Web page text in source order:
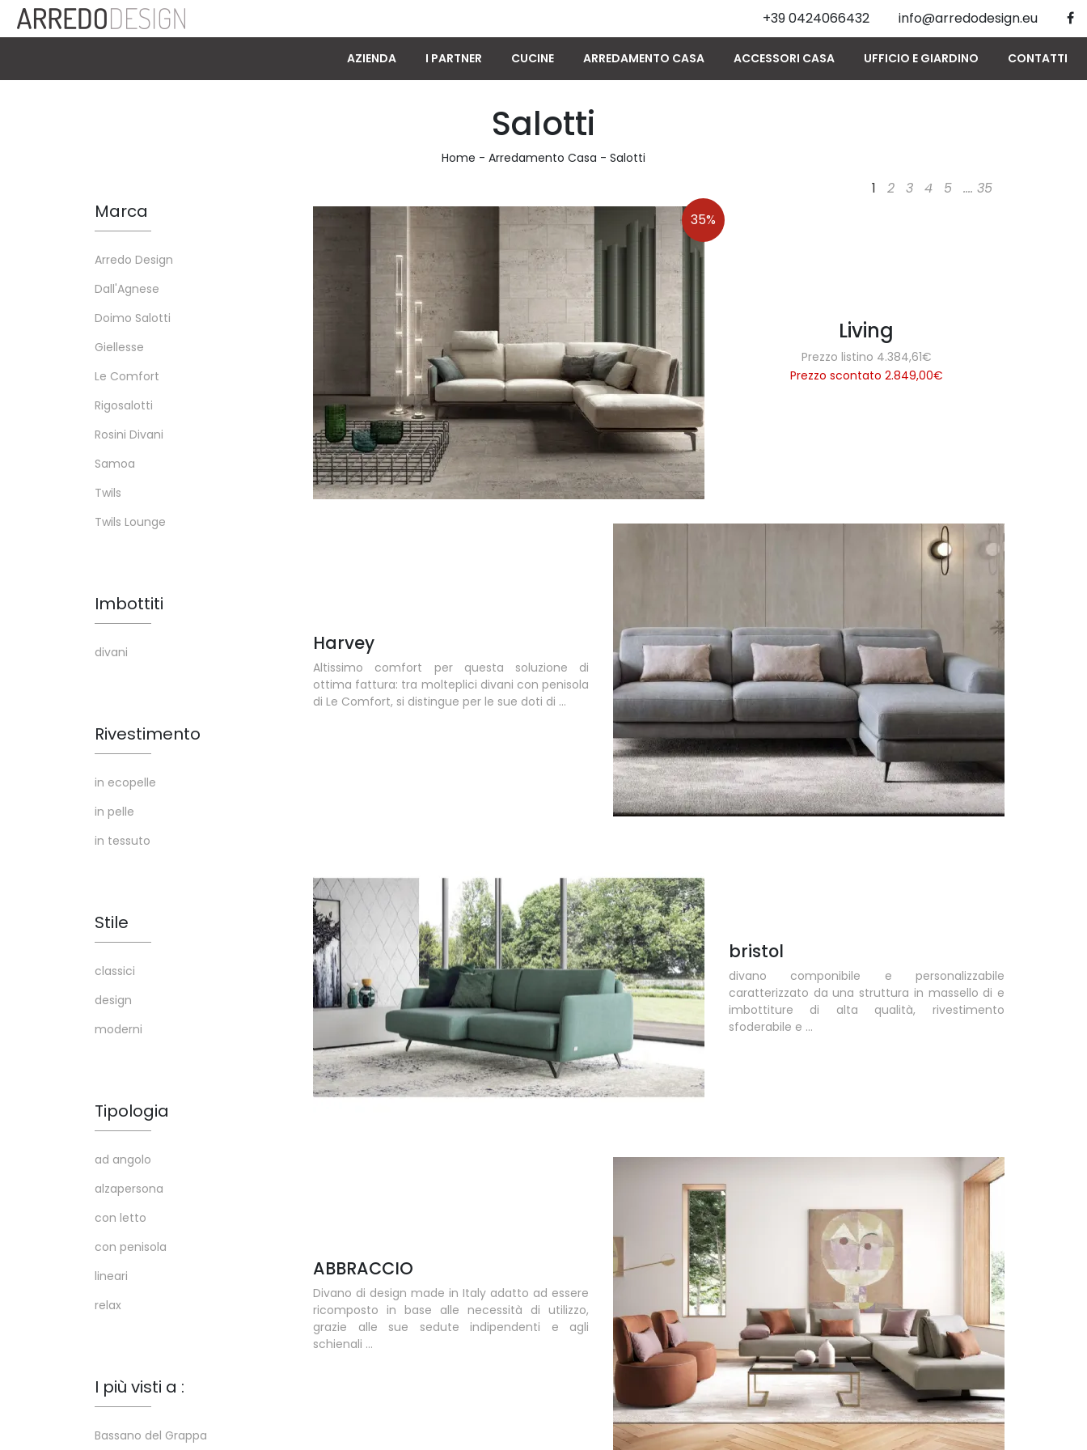
+39 0424066432 info@arredodesign.eu
AZIENDA I PARTNER CUCINE ARREDAMENTO CASA ACCESSORI CASA UFFICIO E GIARDINO CONTATTI
Salotti
Home - Arredamento Casa - Salotti
1 2 3 4 5 .... 35
35%
Living
Prezzo listino 4.384,61€
Prezzo scontato 2.849,00€
Harvey
Altissimo comfort per questa soluzione di
ottima fattura: tra molteplici divani con penisola
di Le Comfort, si distingue per le sue doti di ...
bristol
divano componibile e personalizzabile
caratterizzato da una struttura in massello di e
imbottiture di alta qualità, rivestimento
sfoderabile e ...
ABBRACCIO
Divano di design made in Italy adatto ad essere
ricomposto in base alle necessità di utilizzo,
grazie alle sue sedute indipendenti e agli
schienali ...
Marca
Arredo Design
Dall'Agnese
Doimo Salotti
Giellesse
Le Comfort
Rigosalotti
Rosini Divani
Samoa
Twils
Twils Lounge
Imbottiti
divani
Rivestimento
in ecopelle
in pelle
in tessuto
Stile
classici
design
moderni
Tipologia
ad angolo
alzapersona
con letto
con penisola
lineari
relax
I più visti a :
Bassano del Grappa